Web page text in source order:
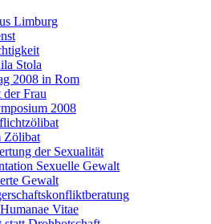
Limburg
Stola
2008 in Rom
Frau
2008
Zölibat
der Sexualität
Sexuelle Gewalt
Gewalt
Vitae